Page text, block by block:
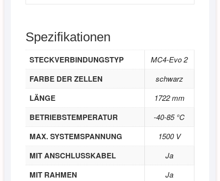
Spezifikationen
STECKVERBINDUNGSTYP MC4-Evo 2
FARBE DER ZELLEN schwarz
LÄNGE 1722 mm
BETRIEBSTEMPERATUR -40-85 °C
MAX. SYSTEMSPANNUNG 1500 V
MIT ANSCHLUSSKABEL Ja
MIT RAHMEN Ja